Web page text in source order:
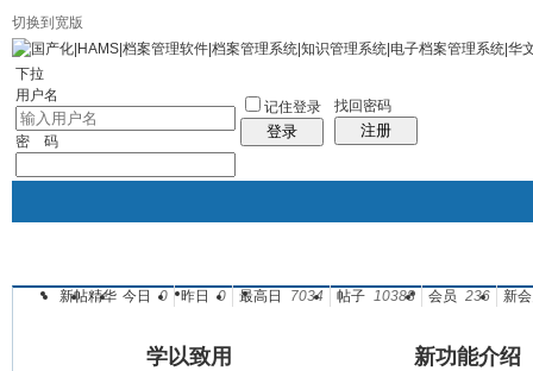
切换到宽版
下拉
用户名
密 码
记住登录
登录
找回密码
注册
华文档案官网 论坛 档案管理系统专区 人事档案
投诉与建议
新帖精华 今日 0 昨日 0 最高日 7034 帖子 10388 会员 236 新
学以致用 新功能介绍